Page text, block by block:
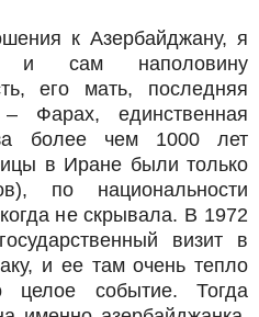
к Азербайджану, я
сам наполовину
его мать, последняя
Фарах, единственная
более чем 1000 лет
в Иране были только
по национальности
не скрывала. В 1972
визит в
и ее там очень тепло
целое событие. Тогда